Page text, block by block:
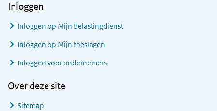
Inloggen
Inloggen op Mijn Belastingdienst
Inloggen op Mijn toeslagen
Inloggen voor ondernemers
Over deze site
Sitemap